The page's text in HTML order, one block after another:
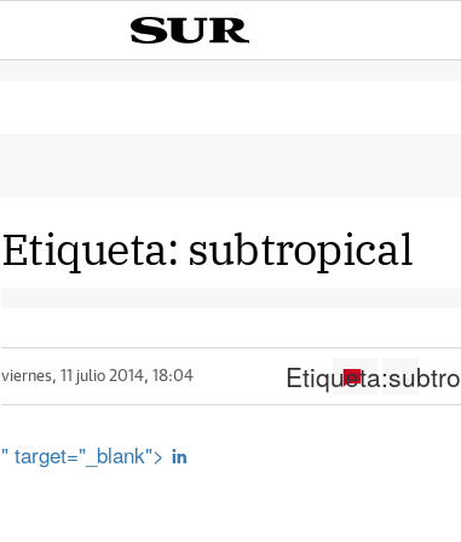
Etiqueta: subtropical
viernes, 11 julio 2014, 18:04 Etiqueta:
" target="_blank">